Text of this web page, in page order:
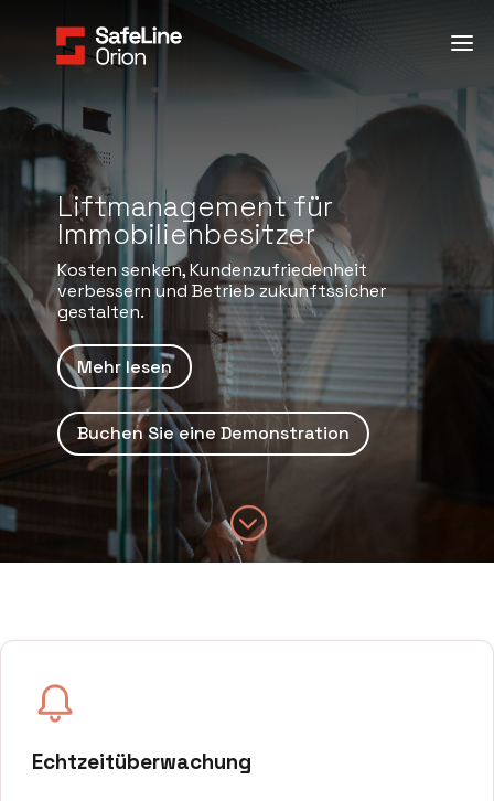
Liftmanagement für
Immobilienbesitzer
Kosten senken, Kundenzufriedenheit
verbessern und Betrieb zukunftssicher
gestalten.
Mehr lesen
Buchen Sie eine Demonstration
;
Echtzeitüberwachung